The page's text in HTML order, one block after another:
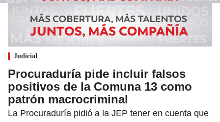
Judicial
Procuraduría pide incluir falsos
positivos de la Comuna 13 como
patrón macrocriminal
La Procuraduría pidió a la JEP tener en cuenta que